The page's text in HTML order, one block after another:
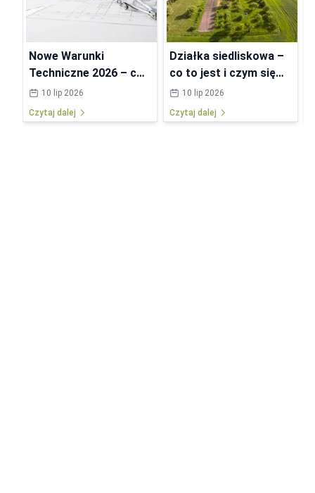
Nowe Warunki
Techniczne 2026 – co
się zmieni w
przepisach?
10 lip 2026
Czytaj dalej
Działka siedliskowa –
co to jest i czym się
różni od budowlanej?
10 lip 2026
Czytaj dalej